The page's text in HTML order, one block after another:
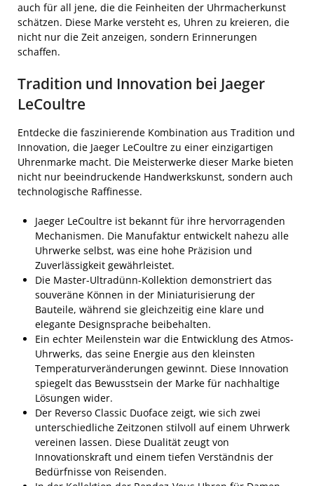
auch für all jene, die die Feinheiten der Uhrmacherkunst
schätzen. Diese Marke versteht es, Uhren zu kreieren, die
nicht nur die Zeit anzeigen, sondern Erinnerungen
schaffen.
Tradition und Innovation bei Jaeger
LeCoultre
Entdecke die faszinierende Kombination aus Tradition und
Innovation, die Jaeger LeCoultre zu einer einzigartigen
Uhrenmarke macht. Die Meisterwerke dieser Marke bieten
nicht nur beeindruckende Handwerkskunst, sondern auch
technologische Raffinesse.
Jaeger LeCoultre ist bekannt für ihre hervorragenden
Mechanismen. Die Manufaktur entwickelt nahezu alle
Uhrwerke selbst, was eine hohe Präzision und
Zuverlässigkeit gewährleistet.
Die Master-Ultradünn-Kollektion demonstriert das
souveräne Können in der Miniaturisierung der
Bauteile, während sie gleichzeitig eine klare und
elegante Designsprache beibehalten.
Ein echter Meilenstein war die Entwicklung des Atmos-
Uhrwerks, das seine Energie aus den kleinsten
Temperaturveränderungen gewinnt. Diese Innovation
spiegelt das Bewusstsein der Marke für nachhaltige
Lösungen wider.
Der Reverso Classic Duoface zeigt, wie sich zwei
unterschiedliche Zeitzonen stilvoll auf einem Uhrwerk
vereinen lassen. Diese Dualität zeugt von
Innovationskraft und einem tiefen Verständnis der
Bedürfnisse von Reisenden.